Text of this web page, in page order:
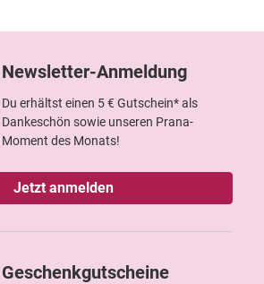
Newsletter-Anmeldung
Du erhältst einen 5 € Gutschein* als
Dankeschön sowie unseren Prana-
Moment des Monats!
Jetzt anmelden
Geschenkgutscheine